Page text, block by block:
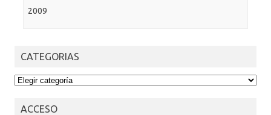
2009
CATEGORIAS
CATEGORIAS
ACCESO